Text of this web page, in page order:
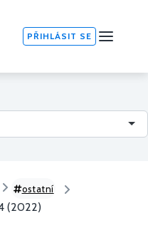
PŘIHLÁSIT SE
ostatní
(2022)